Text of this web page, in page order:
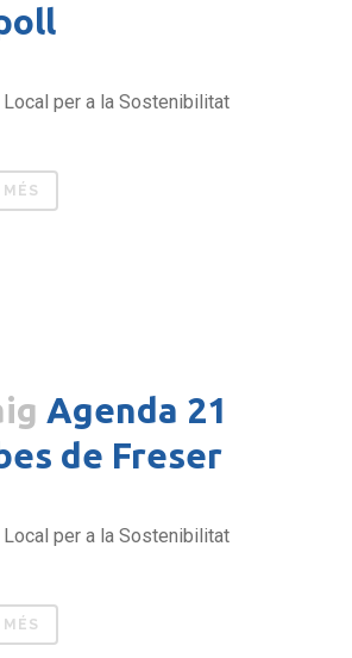
per a la Sostenibilitat
Agenda 21
de Freser
per a la Sostenibilitat